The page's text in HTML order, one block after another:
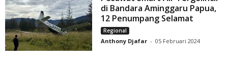
di Bandara Aminggaru Papua,
12 Penumpang Selamat
Regional
Anthony Djafar - 05 Februari 2024